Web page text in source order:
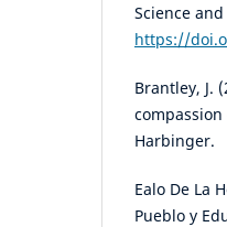
Science
https://
Brantley, J.
Harbinger.
Ealo De La
Pueblo y